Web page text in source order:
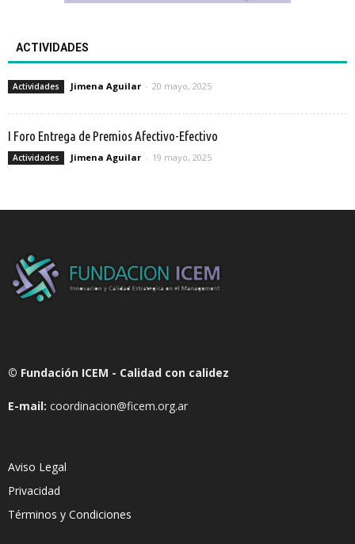
ACTIVIDADES
Actividades Jimena Aguilar - 20 mayo, 2025
I Foro Entrega de Premios Afectivo-Efectivo
Actividades Jimena Aguilar - 19 mayo, 2025
© Fundación ICEM - Calidad con calidez
E-mail: coordinacion@ficem.org.ar
Aviso Legal
Privacidad
Términos y Condiciones